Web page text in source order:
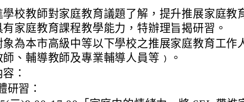
學校教師對家庭教育議題了解，提升推展家庭教
有家庭教育課程教學能力，特辦理旨揭研習。
象為本市高級中等以下學校之推展家庭教育工作
師、輔導教師及專業輔導人員等﹚。
：
研習：